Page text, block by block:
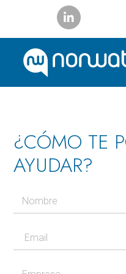
¿CÓMO TE
AYUDAR?